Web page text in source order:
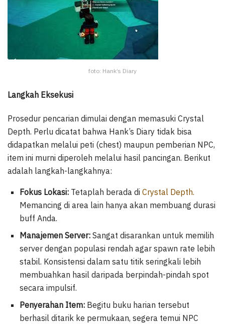
foto: Hank’s Diary
Langkah Eksekusi
Prosedur pencarian dimulai dengan memasuki Crystal
Depth. Perlu dicatat bahwa Hank’s Diary tidak bisa
didapatkan melalui peti (chest) maupun pemberian NPC,
item ini murni diperoleh melalui hasil pancingan. Berikut
adalah langkah-langkahnya:
Fokus Lokasi: Tetaplah berada di Crystal Depth.
Memancing di area lain hanya akan membuang durasi
buff Anda.
Manajemen Server: Sangat disarankan untuk memilih
server dengan populasi rendah agar spawn rate lebih
stabil. Konsistensi dalam satu titik seringkali lebih
membuahkan hasil daripada berpindah-pindah spot
secara impulsif.
Penyerahan Item: Begitu buku harian tersebut
berhasil ditarik ke permukaan, segera temui NPC